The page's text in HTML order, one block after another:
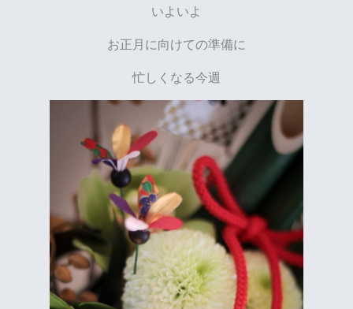
いよいよ
お正月に向けての準備に
忙しくなる今週